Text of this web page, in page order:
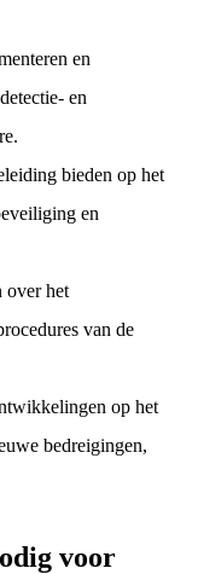
en
en
bieden op het
en
over het
van de
op het
bedreigingen,
voor